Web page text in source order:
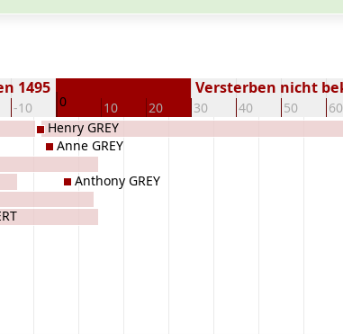
-10 0 10 20 30 40 50 60
1495 Versterben nicht
Henry GREY
Anne GREY
Anthony GREY